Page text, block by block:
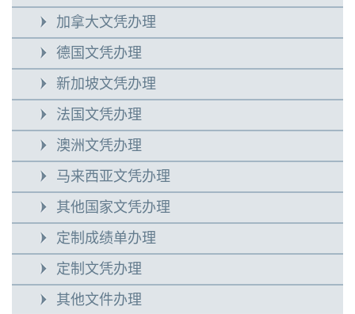
加拿大文凭办理
德国文凭办理
新加坡文凭办理
法国文凭办理
澳洲文凭办理
马来西亚文凭办理
其他国家文凭办理
定制成绩单办理
定制文凭办理
其他文件办理